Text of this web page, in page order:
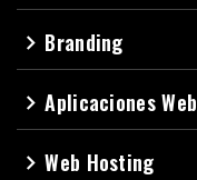
navigate_next Branding
navigate_nextAplicaciones Web
navigate_nextWeb Hosting